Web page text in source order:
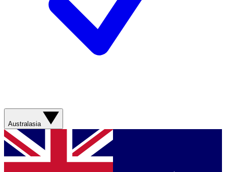
Australasia